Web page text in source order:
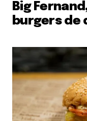
Big
burgers de